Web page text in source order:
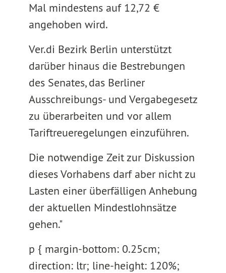
Mal mindestens auf 12,72 €
angehoben wird.
Ver.di Bezirk Berlin unterstützt
darüber hinaus die Bestrebungen
des Senates, das Berliner
Ausschreibungs- und Vergabegesetz
zu überarbeiten und vor allem
Tariftreueregelungen einzuführen.
Die notwendige Zeit zur Diskussion
dieses Vorhabens darf aber nicht zu
Lasten einer überfälligen Anhebung
der aktuellen Mindestlohnsätze
gehen."
p { margin-bottom: 0.25cm;
direction: ltr; line-height: 120%;